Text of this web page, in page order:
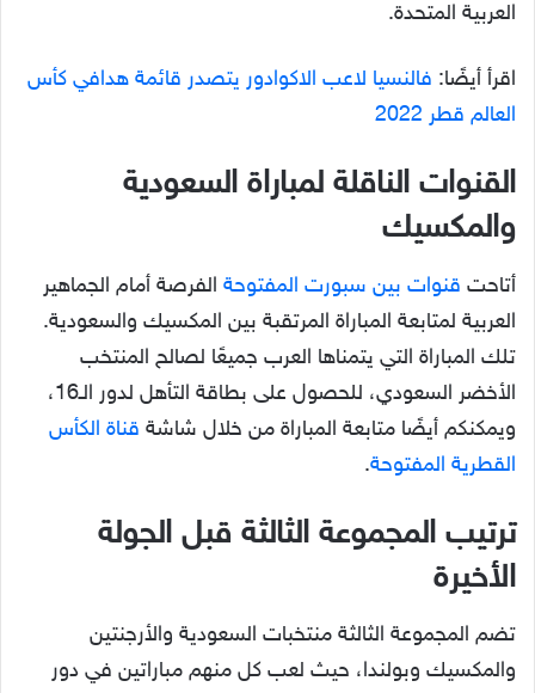
العربية المتحدة.
اقرأ أيضًا: فالنسيا لاعب الاكوادور يتصدر قائمة هدافي كأس
العالم قطر 2022
القنوات الناقلة لمباراة السعودية
والمكسيك
أتاحت قنوات بين سبورت المفتوحة الفرصة أمام الجماهير
العربية لمتابعة المباراة المرتقبة بين المكسيك والسعودية.
تلك المباراة التي يتمناها العرب جميعًا لصالح المنتخب
الأخضر السعودي، للحصول على بطاقة التأهل لدور الـ16،
ويمكنكم أيضًا متابعة المباراة من خلال شاشة قناة الكأس
القطرية المفتوحة.
ترتيب المجموعة الثالثة قبل الجولة
الأخيرة
تضم المجموعة الثالثة منتخبات السعودية والأرجنتين
والمكسيك وبولندا، حيث لعب كل منهم مباراتين في دور